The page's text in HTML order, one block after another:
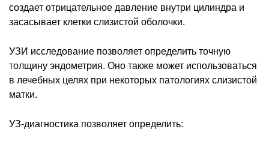
создает отрицательное давление внутри цилиндра и
засасывает клетки слизистой оболочки.
УЗИ исследование позволяет определить точную
толщину эндометрия. Оно также может использоваться
в лечебных целях при некоторых патологиях слизистой
матки.
УЗ-диагностика позволяет определить: